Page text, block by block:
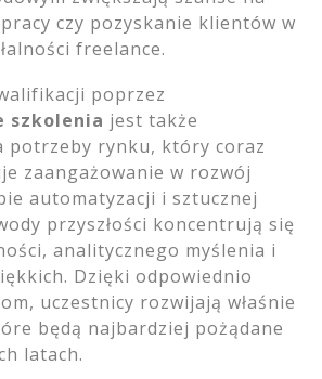
czy pozyskanie klientów w
freelance.
poprzez
szkolenia jest także
potrzeby rynku, który coraz
zaangażowanie w rozwój
automatyzacji i sztucznej
przyszłości koncentrują się
analitycznego myślenia i
Dzięki odpowiednio
uczestnicy rozwijają właśnie
będą najbardziej pożądane
latach.